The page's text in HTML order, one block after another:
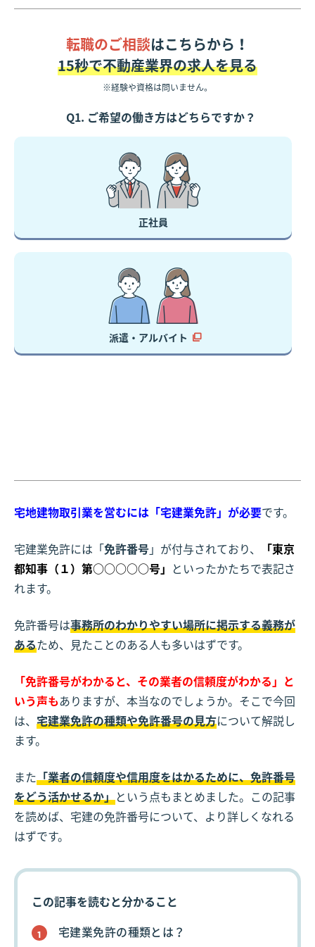
転職のご相談はこちらから！
15秒で不動産業界の求人を見る
※経験や資格は問いません。
Q1. ご希望の働き方はどちらですか？
正社員
派遣・アルバイト
宅地建物取引業を営むには「宅建業免許」が必要です。
宅建業免許には「免許番号」が付与されており、
「東京
都知事（１）第○○○○○号」 といったかたちで表記さ
れます。
免許番号は事務所のわかりやすい場所に掲示する義務が
あるため、見たことのある人も多いはずです。
「免許番号がわかると、その業者の信頼度がわかる」と
いう声もありますが、本当なのでしょうか。そこで今回
は、 宅建業免許の種類や免許番号の見方について解説し
ます。
また「業者の信頼度や信用度をはかるために、免許番号
をどう活かせるか」という点もまとめました。この記事
を読めば、宅建の免許番号について、より詳しくなれる
はずです。
この記事を読むと分かること
宅建業免許の種類とは？